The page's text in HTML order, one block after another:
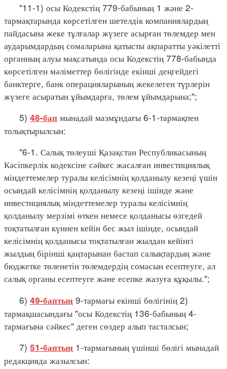
"11-1) осы Кодекстің 779-бабының 1 және 2-
тармақтарында көрсетілген шетелдік компаниялардың
пайдасына жеке тұлғалар жүзеге асырған төлемдер мен
аударымдардың сомаларына қатысты ақпаратты уәкілетті
органның алуы мақсатында осы Кодекстің 778-бабында
көрсетілген мәліметтер бөлігінде екінші деңгейдегі
банктерге, банк операцияларының жекелеген түрлерін
жүзеге асыратын ұйымдарға, төлем ұйымдарына;";
5) 48-бап мынадай мазмұндағы 6-1-тармақпен
толықтырылсын:
"6-1. Салық төлеуші Қазақстан Республикасының
Кәсіпкерлік кодексіне сәйкес жасалған инвестициялық
міндеттемелер туралы келісімнің қолданылу кезеңі үшін
осындай келісімнің қолданылу кезеңі ішінде және
инвестициялық міндеттемелер туралы келісімнің
қолданылу мерзімі өткен немесе қолданысы өзгедей
тоқтатылған күннен кейін бес жыл ішінде, осындай
келісімнің қолданысы тоқтатылған жылдан кейінгі
жылдың бірінші қаңтарынан бастап салықтардың және
бюджетке төленетін төлемдердің сомасын есептеуге, ал
салық органы есептеуге және есепке жазуға құқылы.";
6) 49-баптың 9-тармағы екінші бөлігінің 2)
тармақшасындағы "осы Кодекстің 136-бабының 4-
тармағына сәйкес" деген сөздер алып тасталсын;
7) 51-баптың 1-тармағының үшінші бөлігі мынадай
редакцияда жазылсын: